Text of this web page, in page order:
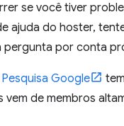
se você tiver
ajuda do hoster,
pergunta por conta
Google
vem de membros